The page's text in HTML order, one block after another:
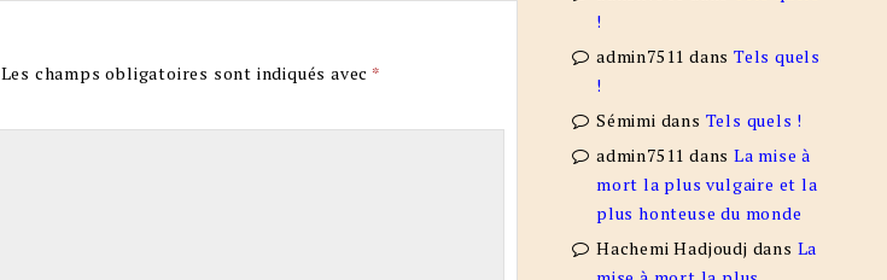
Les champs obligatoires sont indiqués avec *
!
admin7511 dansTels quels
!
Sémimi dans Tels quels !
admin7511 dansLa mise à
mort la plus vulgaire et la
plus honteuse du monde
Hachemi Hadjoudj dans La